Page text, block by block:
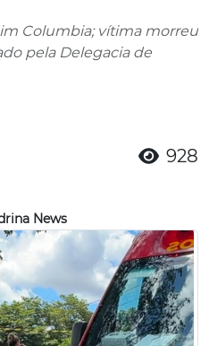
Columbia; vítima morreu
pela Delegacia de
928
News